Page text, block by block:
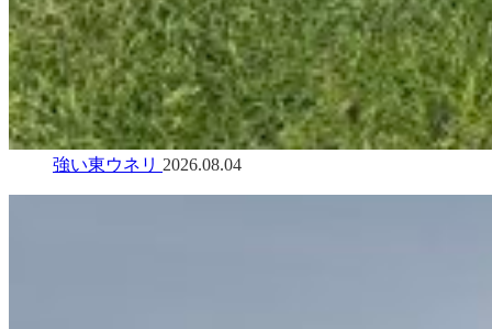
強い東ウネリ 2026.08.04